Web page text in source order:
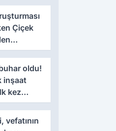
Çiçek
oldu!
inşaat
kez
vefatının